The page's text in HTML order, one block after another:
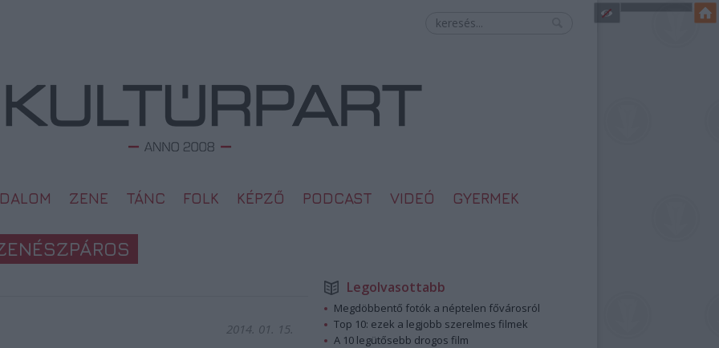
ZENE TÁNC FOLK KÉPZŐ PODCAST VIDEÓ GYERMEK
2014. 01. 15.
Legolvasottabb
Megdöbbentő fotók a néptelen fővárosról
Top 10: ezek a legjobb szerelmes filmek
A 10 legütősebb drogos film